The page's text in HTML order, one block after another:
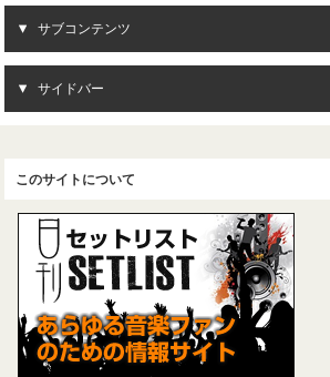
サブコンテンツ
サイドバー
このサイトについて